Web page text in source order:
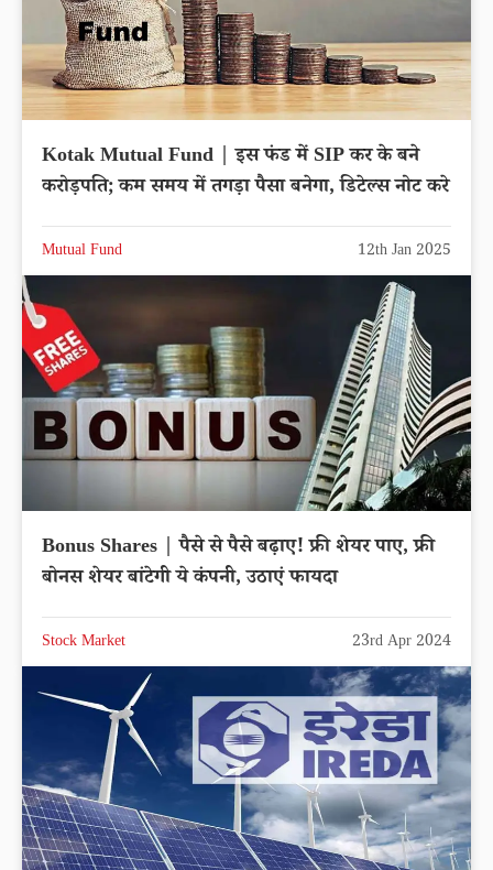
Kotak Mutual Fund | इस फंड में SIP कर के बने
करोड़पति; कम समय में तगड़ा पैसा बनेगा, डिटेल्स नोट करे
Mutual Fund 12th Jan 2025
Bonus Shares | पैसे से पैसे बढ़ाए! फ्री शेयर पाए, फ्री
बोनस शेयर बांटेगी ये कंपनी, उठाएं फायदा
Stock Market 23rd Apr 2024